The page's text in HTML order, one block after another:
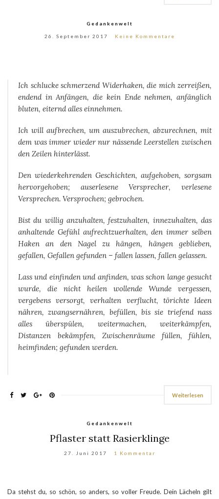
Gedankenwelt
26. September 2017 Keine Kommentare
Ich schlucke schmerzend Widerhaken, die mich zerreißen,
endend in Anfängen, die kein Ende nehmen, anfänglich
bluten, eiternd alles einnehmen.
Ich will aufbrechen, um auszubrechen, abzurechnen, mit
dem was immer wieder nur nässende Leerstellen zwischen
den Zeilen hinterlässt.
Den wiederkehrenden Geschichten, aufgehoben, sorgsam
hervorgehoben; auserlesene Versprecher, verlesene
Versprechen. Versprochen; gebrochen.
Bist du willig anzuhalten, festzuhalten, innezuhalten, das
anhaltende Gefühl aufrechtzuerhalten, den immer selben
Haken an den Nagel zu hängen, hängen geblieben,
gefallen, Gefallen gefunden – fallen lassen, fallen gelassen.
Lass und einfinden und anfinden, was schon lange gesucht
wurde, die nicht heilen wollende Wunde vergessen,
vergebens versorgt, verhalten verflucht, törichte Ideen
nähren, zwangsernähren, befüllen, bis sie triefend nass
alles überspülen, weitermachen, weiterkämpfen,
Distanzen bekämpfen, Zwischenräume füllen, fühlen,
heimfinden; gefunden werden.
Weiterlesen
Gedankenwelt
Pflaster statt Rasierklinge
27. Juni 2017 1 Kommentar
Da stehst du, so schön, so anders, so voller Freude. Dein Lächeln gilt